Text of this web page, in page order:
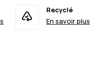
Recyclé
En savoir plus